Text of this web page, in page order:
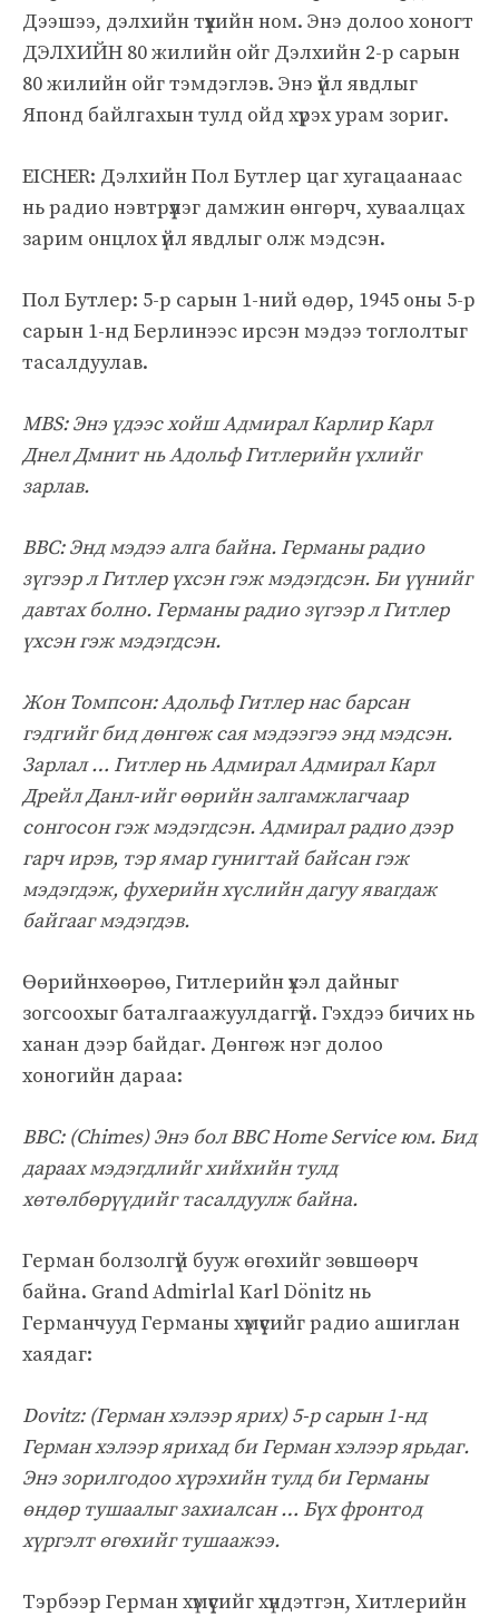
Дээшээ, дэлхийн түүхийн ном. Энэ долоо хоногт
ДЭЛХИЙН 80 жилийн ойг Дэлхийн 2-р сарын
80 жилийн ойг тэмдэглэв. Энэ үйл явдлыг
Японд байлгахын тулд ойд хүрэх урам зориг.
EICHER: Дэлхийн Пол Бутлер цаг хугацаанаас
нь радио нэвтрүүлэг дамжин өнгөрч, хуваалцах
зарим онцлох үйл явдлыг олж мэдсэн.
Пол Бутлер: 5-р сарын 1-ний өдөр, 1945 оны 5-р
сарын 1-нд Берлинээс ирсэн мэдээ тоглолтыг
тасалдуулав.
MBS: Энэ үдээс хойш Адмирал Карлир Карл
Днел Дмнит нь Адольф Гитлерийн үхлийг
зарлав.
BBC: Энд мэдээ алга байна. Германы радио
зүгээр л Гитлер үхсэн гэж мэдэгдсэн. Би үүнийг
давтах болно. Германы радио зүгээр л Гитлер
үхсэн гэж мэдэгдсэн.
Жон Томпсон: Адольф Гитлер нас барсан
гэдгийг бид дөнгөж сая мэдээгээ энд мэдсэн.
Зарлал … Гитлер нь Адмирал Адмирал Карл
Дрейл Данл-ийг өөрийн залгамжлагчаар
сонгосон гэж мэдэгдсэн. Адмирал радио дээр
гарч ирэв, тэр ямар гунигтай байсан гэж
мэдэгдэж, фухерийн хүслийн дагуу явагдаж
байгааг мэдэгдэв.
Өөрийнхөөрөө, Гитлерийн үхэл дайныг
зогсоохыг баталгаажуулдаггүй. Гэхдээ бичих нь
ханан дээр байдаг. Дөнгөж нэг долоо
хоногийн дараа:
BBC: (Chimes) Энэ бол BBC Home Service юм. Бид
дараах мэдэгдлийг хийхийн тулд
хөтөлбөрүүдийг тасалдуулж байна.
Герман болзолгүй бууж өгөхийг зөвшөөрч
байна. Grand Admirlal Karl Dönitz нь
Германчууд Германы хүмүүсийг радио ашиглан
хаядаг:
Dovitz: (Герман хэлээр ярих) 5-р сарын 1-нд
Герман хэлээр ярихад би Герман хэлээр ярьдаг.
Энэ зорилгодоо хүрэхийн тулд би Германы
өндөр тушаалыг захиалсан … Бүх фронтод
хүргэлт өгөхийг тушаажээ.
Тэрбээр Герман хүмүүсийг хүндэтгэн, Хитлерийн